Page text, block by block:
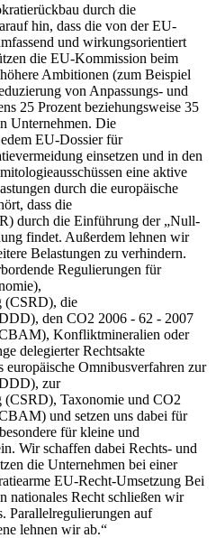
durch die
hin, dass die von der EU-
und wirkungsorientiert
die EU-Kommission beim
Ambitionen (zum Beispiel
von Anpassungs- und
25 Prozent beziehungsweise 35
Unternehmen. Die
EU-Dossier für
einsetzen und in den
eine aktive
durch die europäische
dass die
durch die Einführung der „Null-
findet. Außerdem lehnen wir
Belastungen zu verhindern.
Regulierungen für
(CSRD), die
den CO2 2006 - 62 - 2007
Konfliktmineralien oder
delegierter Rechtsakte
europäische Omnibusverfahren zur
zur
(CSRD), Taxonomie und CO2
und setzen uns dabei für
für kleine und
Wir schaffen dabei Rechts- und
die Unternehmen bei einer
EU-Recht-Umsetzung Bei
nationales Recht schließen wir
Parallelregulierungen auf
lehnen wir ab.“